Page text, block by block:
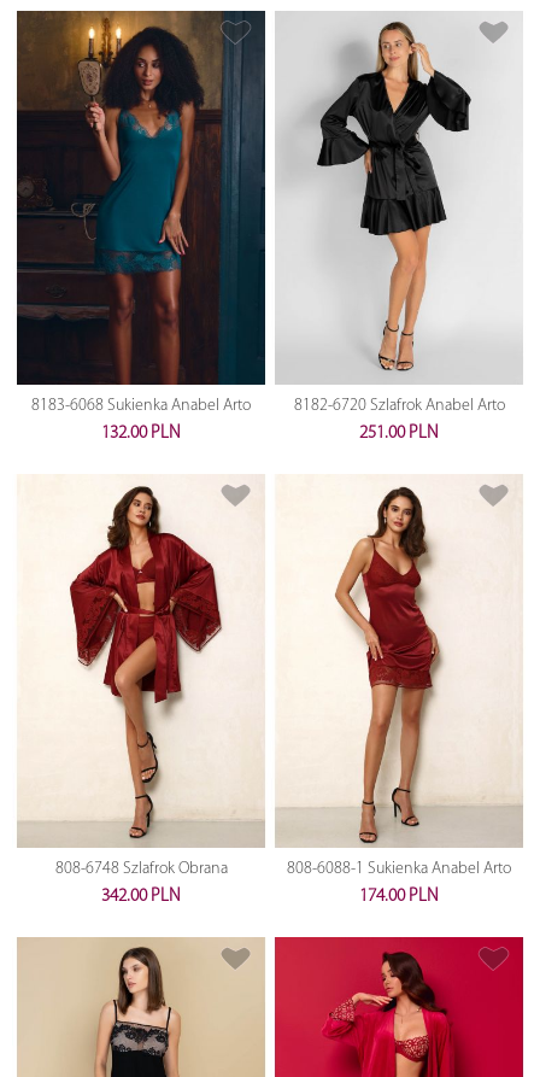
8183-6068 Sukienka Anabel Arto
132.00 PLN
8182-6720 Szlafrok Anabel Arto
251.00 PLN
808-6748 Szlafrok Obrana
342.00 PLN
808-6088-1 Sukienka Anabel Arto
174.00 PLN